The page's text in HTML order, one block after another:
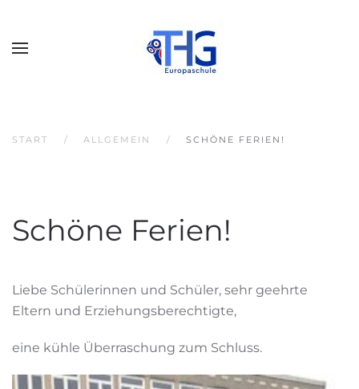
START ALLGEMEIN SCHÖNE FERIEN!
Schöne Ferien!
Liebe Schülerinnen und Schüler, sehr geehrte
Eltern und Erziehungsberechtigte,
eine kühle Überraschung zum Schluss.